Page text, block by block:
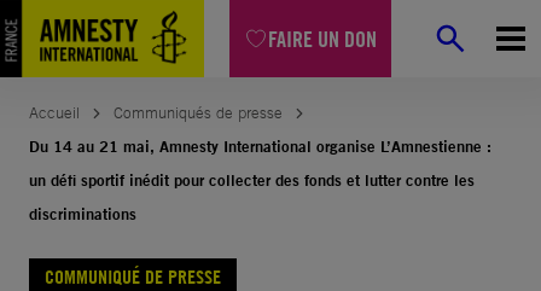
FAIRE UN DON
Aller
au
contenu
Accueil
Communiqués de presse
Du 14 au 21 mai, Amnesty International organise L’Amnestienne :
un défi sportif inédit pour collecter des fonds et lutter contre les
discriminations
COMMUNIQUÉ DE PRESSE